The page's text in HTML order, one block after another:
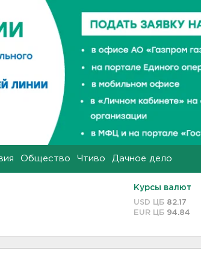
Общество Чтиво Дачное дело
Курсы валют
USD ЦБ 82.17
EUR ЦБ 94.84